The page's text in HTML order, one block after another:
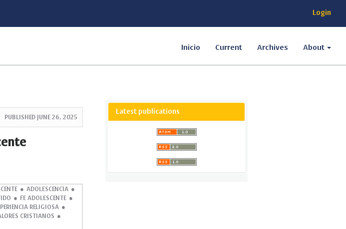
Login
Inicio Current Archives About
PUBLISHED JUNE 26, 2025
ADOLESCENCIA
FE ADOLESCENTE
RELIGIOSA
CRISTIANOS
Latest publications